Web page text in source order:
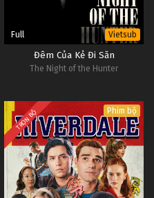
Full Vietsub
Đêm Của Kẻ Đi Săn
The Night of the Hunter
TRỌN BỘ Phim bộ